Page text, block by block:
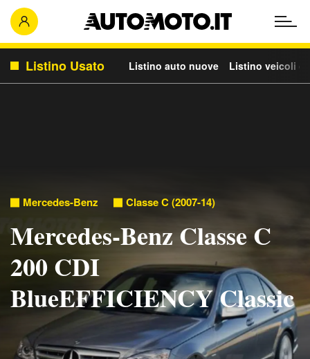
Listino Usato Listino auto nuove Listino veicoli
Mercedes-Benz Classe C (2007-14)
Mercedes-Benz Classe C
200 CDI
BlueEFFICIENCY Classic